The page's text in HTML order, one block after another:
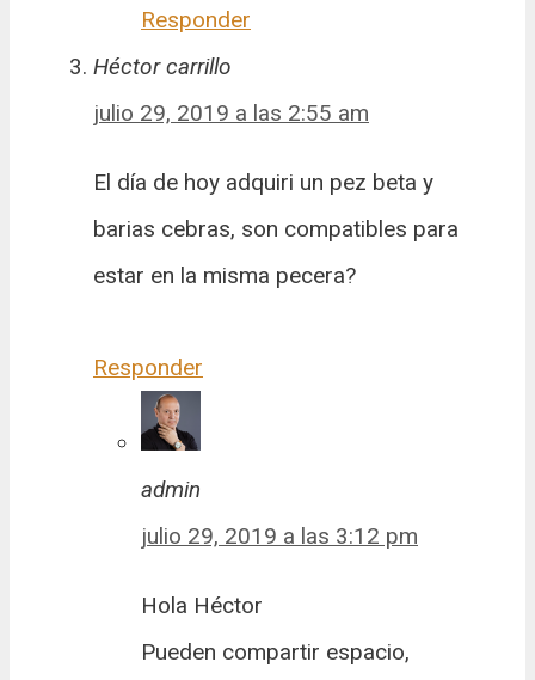
Responder
Héctor carrillo
julio 29, 2019 a las 2:55 am
El día de hoy adquiri un pez beta y
barias cebras, son compatibles para
estar en la misma pecera?
Responder
admin
julio 29, 2019 a las 3:12 pm
Hola Héctor
Pueden compartir espacio,